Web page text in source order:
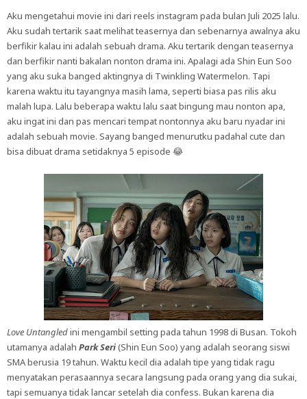
Aku mengetahui movie ini dari reels instagram pada bulan Juli 2025 lalu.
Aku sudah tertarik saat melihat teasernya dan sebenarnya awalnya aku
berfikir kalau ini adalah sebuah drama. Aku tertarik dengan teasernya
dan berfikir nanti bakalan nonton drama ini. Apalagi ada Shin Eun Soo
yang aku suka banged aktingnya di Twinkling Watermelon. Tapi
karena waktu itu tayangnya masih lama, seperti biasa pas rilis aku
malah lupa. Lalu beberapa waktu lalu saat bingung mau nonton apa,
aku ingat ini dan pas mencari tempat nontonnya aku baru nyadar ini
adalah sebuah movie. Sayang banged menurutku padahal cute dan
bisa dibuat drama setidaknya 5 episode 😂
Love Untangledini mengambil setting pada tahun 1998 di Busan. Tokoh
utamanya adalah Park Seri(Shin Eun Soo) yang adalah seorang siswi
SMA berusia 19 tahun. Waktu kecil dia adalah tipe yang tidak ragu
menyatakan perasaannya secara langsung pada orang yang dia sukai,
tapi semuanya tidak lancar setelah dia confess. Bukan karena dia